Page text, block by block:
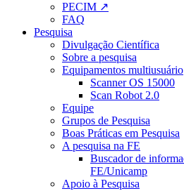
PECIM ↗
FAQ
Pesquisa
Divulgação Científica
Sobre a pesquisa
Equipamentos multiusuário
Scanner OS 15000
Scan Robot 2.0
Equipe
Grupos de Pesquisa
Boas Práticas em Pesquisa
A pesquisa na FE
Buscador de
FE/Unicamp
Apoio à Pesquisa